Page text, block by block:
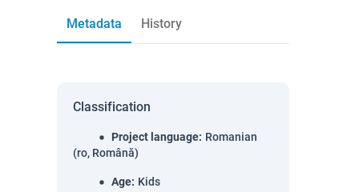
Metadata History
Classification
Project language: Romanian
(ro, Română)
Age: Kids